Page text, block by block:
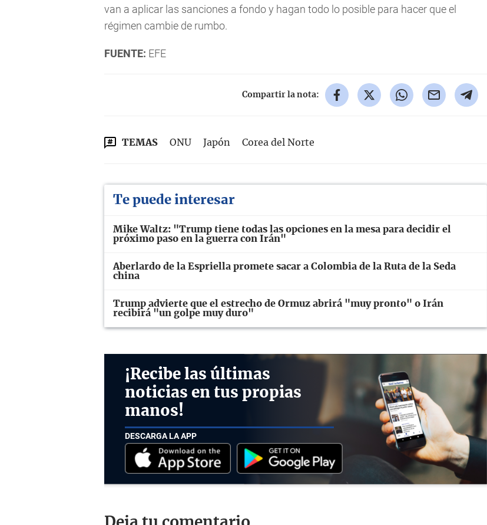
van a aplicar las sanciones a fondo y hagan todo lo posible para hacer que el
régimen cambie de rumbo.
FUENTE: EFE
Compartir la nota:
TEMAS ONU Japón Corea del Norte
Te puede interesar
Mike Waltz: "Trump tiene todas las opciones en la mesa para decidir el
próximo paso en la guerra con Irán"
Aberlardo de la Espriella promete sacar a Colombia de la Ruta de la Seda
china
Trump advierte que el estrecho de Ormuz abrirá "muy pronto" o Irán
recibirá "un golpe muy duro"
¡Recibe las últimas
noticias en tus propias
manos!
DESCARGA LA APP